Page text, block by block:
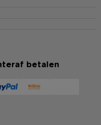
betalen